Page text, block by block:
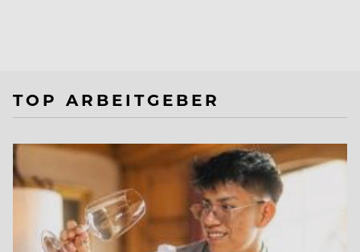
TOP ARBEITGEBER